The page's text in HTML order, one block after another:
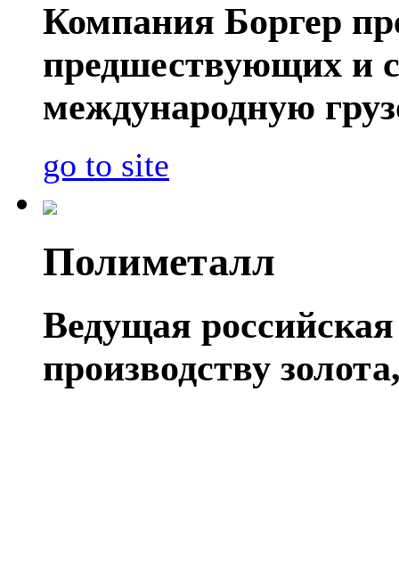
Компания Боргер
предшествующих и
международную
go to site
Полиметалл
Ведущая
производству